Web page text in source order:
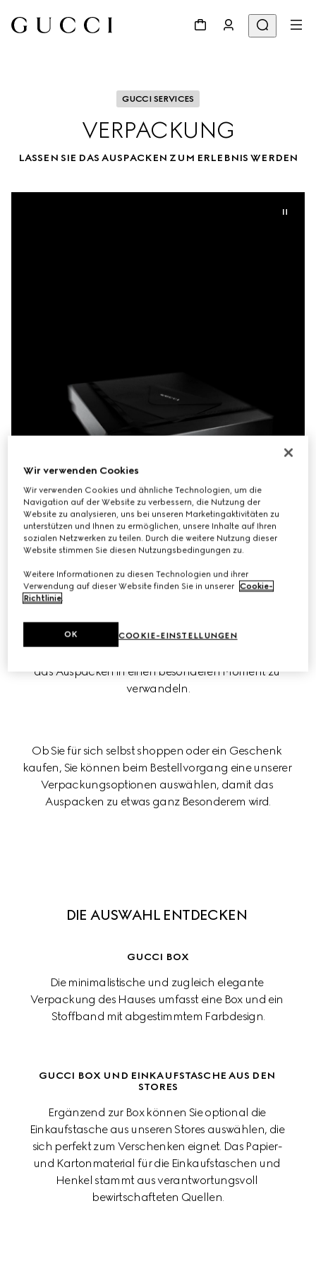
GUCCI SERVICES
VERPACKUNG
LASSEN SIE DAS AUSPACKEN ZUM ERLEBNIS WERDEN
Unsere mit Sorgfalt kreierte Verpackung verkörpert die
Eleganz, die unsere Marke auszeichnet – mit Liebe
das Auspacken in einen besonderen Moment zu
verwandeln.
Ob Sie für sich selbst shoppen oder ein Geschenk
kaufen, Sie können beim Bestellvorgang eine unserer
Verpackungsoptionen auswählen, damit das
Auspacken zu etwas ganz Besonderem wird.
DIE AUSWAHL ENTDECKEN
GUCCI BOX
Die minimalistische und zugleich elegante
Verpackung des Hauses umfasst eine Box und ein
Stoffband mit abgestimmtem Farbdesign.
GUCCI BOX UND EINKAUFSTASCHE AUS DEN
STORES
Ergänzend zur Box können Sie optional die
Einkaufstasche aus unseren Stores auswählen, die
sich perfekt zum Verschenken eignet. Das Papier-
und Kartonmaterial für die Einkaufstaschen und
Henkel stammt aus verantwortungsvoll
bewirtschafteten Quellen.
Wir verwenden Cookies
Wir verwenden Cookies und ähnliche Technologien, um die
Navigation auf der Website zu verbessern, die Nutzung der
Website zu analysieren, uns bei unseren Marketingaktivitäten zu
unterstützen und Ihnen zu ermöglichen, unsere Inhalte auf Ihren
sozialen Netzwerken zu teilen. Durch die weitere Nutzung dieser
Website stimmen Sie diesen Nutzungsbedingungen zu.
Weitere Informationen zu diesen Technologien und ihrer
Verwendung auf dieser Website finden Sie in unserer Cookie-
Richtlinie.
COOKIE-EINSTELLUNGEN
OK